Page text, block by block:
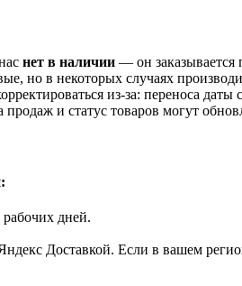
нет в наличии — он заказывается
но в некоторых случаях
из-за: переноса
и статус товаров могут
дней.
Доставкой. Если в вашем